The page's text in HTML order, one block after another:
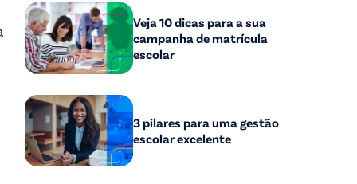
Veja 10 dicas para a sua
campanha de matrícula
escolar
3 pilares para uma gestão
escolar excelente